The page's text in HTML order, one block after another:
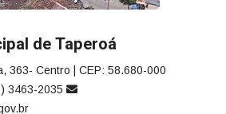
de Taperoá
363- Centro | CEP: 58.680-000
3463-2035